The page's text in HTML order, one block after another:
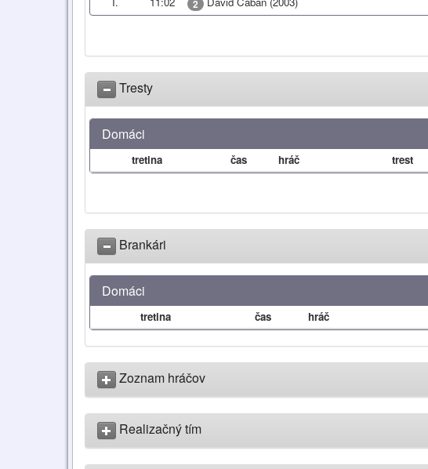
2
Tresty
Domáci
tretina čas hráč trest
Brankári
Domáci
tretina čas hráč
Zoznam hráčov
Realizačný tím